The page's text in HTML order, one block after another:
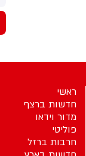
ראשי
חדשות ברצף
מדור וידאו
פוליטי
חרבות ברזל